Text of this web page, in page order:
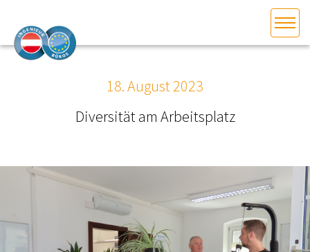
MITGLIEDER­VERZEICHNIS
18. August 2023
Diversität am Arbeitsplatz